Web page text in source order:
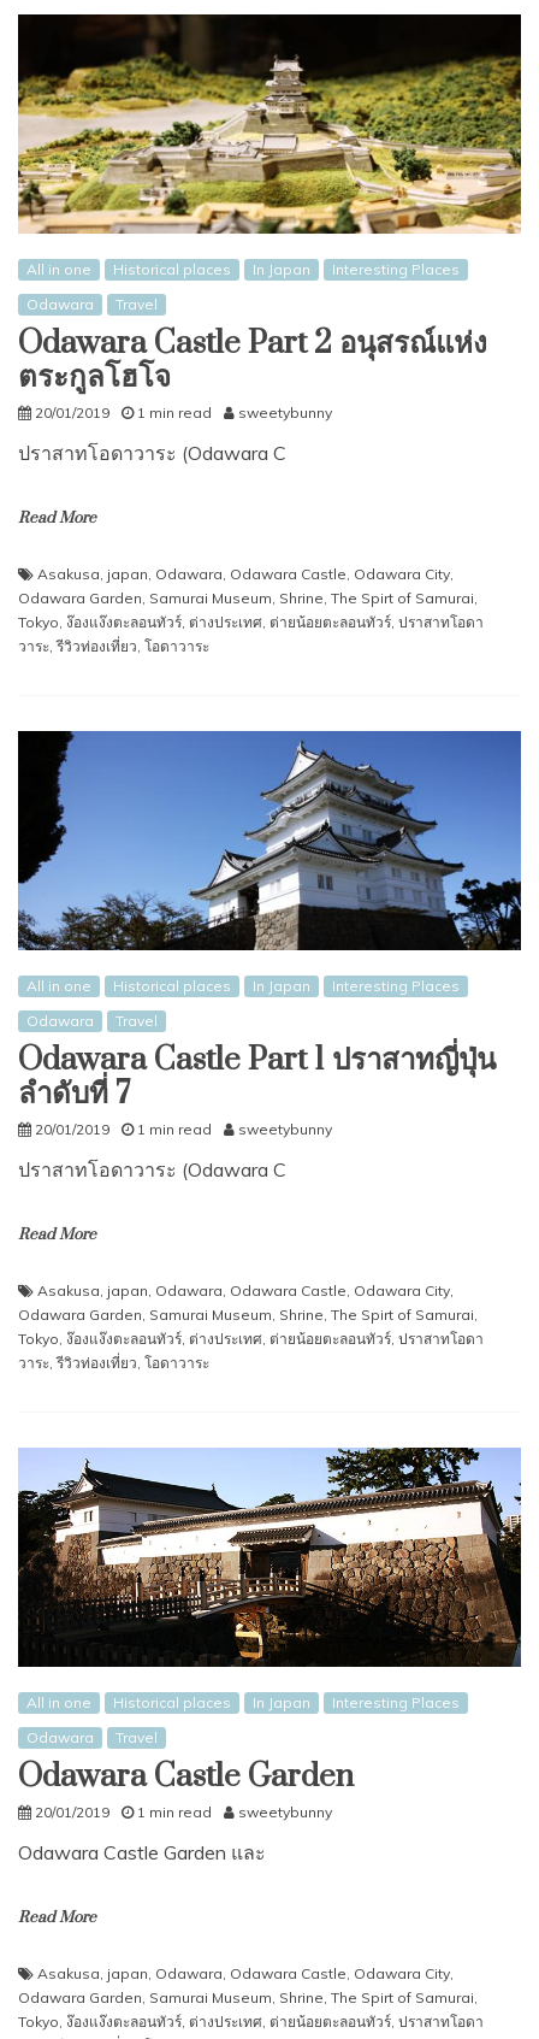
All in one Historical places In Japan
Interesting Places
Odawara
Travel
Odawara Castle Part 2 อนุสรณ์แห่ง
ตระกูลโฮโจ
20/01/2019 1 min read sweetybunny
ปราสาทโอดาวาระ (Odawara C
Read More
Asakusa, japan, Odawara, Odawara Castle, Odawara City,
Odawara Garden, Samurai Museum, Shrine, The Spirt of Samurai,
Tokyo, ง๊องแง๊งตะลอนทัวร์, ต่างประเทศ, ต่ายน้อยตะลอนทัวร์, ปราสาทโอดา
วาระ,รีวิวท่องเที่ยว, โอดาวาระ
All in one Historical places In Japan
Interesting Places
Odawara
Travel
Odawara Castle Part 1 ปราสาทญี่ปุ่น
ลำดับที่ 7
20/01/2019 1 min read sweetybunny
ปราสาทโอดาวาระ (Odawara C
Read More
Asakusa, japan, Odawara, Odawara Castle, Odawara City,
Odawara Garden, Samurai Museum, Shrine, The Spirt of Samurai,
Tokyo, ง๊องแง๊งตะลอนทัวร์, ต่างประเทศ, ต่ายน้อยตะลอนทัวร์, ปราสาทโอดา
วาระ,รีวิวท่องเที่ยว, โอดาวาระ
All in one Historical places In Japan
Interesting Places
Odawara
Travel
Odawara Castle Garden
20/01/2019 1 min read sweetybunny
Odawara Castle Garden และ
Read More
Asakusa, japan, Odawara, Odawara Castle, Odawara City,
Odawara Garden, Samurai Museum, Shrine, The Spirt of Samurai,
Tokyo, ง๊องแง๊งตะลอนทัวร์, ต่างประเทศ, ต่ายน้อยตะลอนทัวร์, ปราสาทโอดา